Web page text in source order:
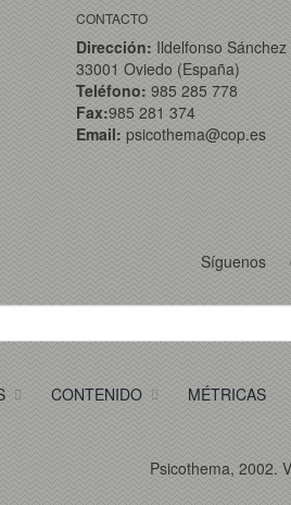
CONTACTO
Dirección: Ildelfonso
33001 Oviedo (España)
Teléfono: 985 285 778
Fax:985 281 374
Email: psicothema@cop.es
Síguenos
CONTENIDO MÉTRICAS
Psicothema, 2002.